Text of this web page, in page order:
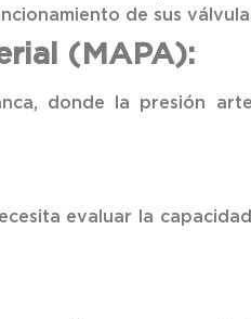
de sus
(MAPA):
donde la presión
evaluar la